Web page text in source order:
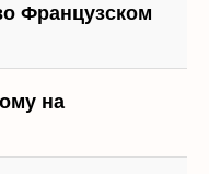
Французском
на